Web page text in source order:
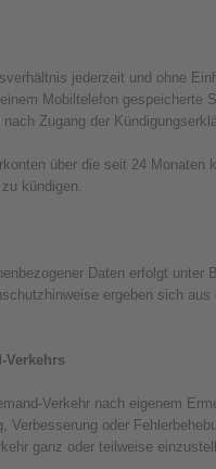
jederzeit und ohne
Mobiltelefon gespeicherte
Zugang der
über die seit 24 Monaten
kündigen.
Daten erfolgt unter
ergeben sich
Verkehrs
Verkehr nach eigenem
Verbesserung oder
ganz oder teilweise